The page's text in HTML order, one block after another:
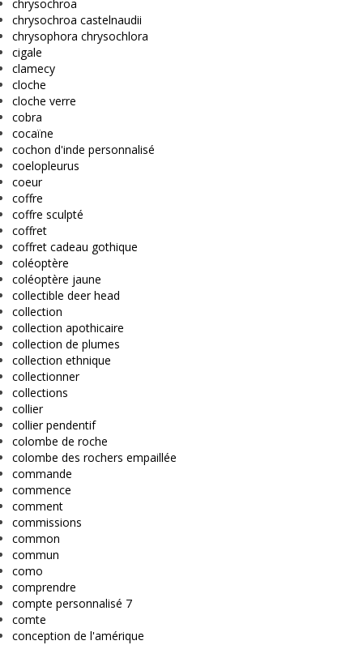
chrysochroa
chrysochroa castelnaudii
chrysophora chrysochlora
cigale
clamecy
cloche
cloche verre
cobra
cocaïne
cochon d'inde personnalisé
coelopleurus
coeur
coffre
coffre sculpté
coffret
coffret cadeau gothique
coléoptère
coléoptère jaune
collectible deer head
collection
collection apothicaire
collection de plumes
collection ethnique
collectionner
collections
collier
collier pendentif
colombe de roche
colombe des rochers empaillée
commande
commence
comment
commissions
common
commun
como
comprendre
compte personnalisé 7
comte
conception de l'amérique